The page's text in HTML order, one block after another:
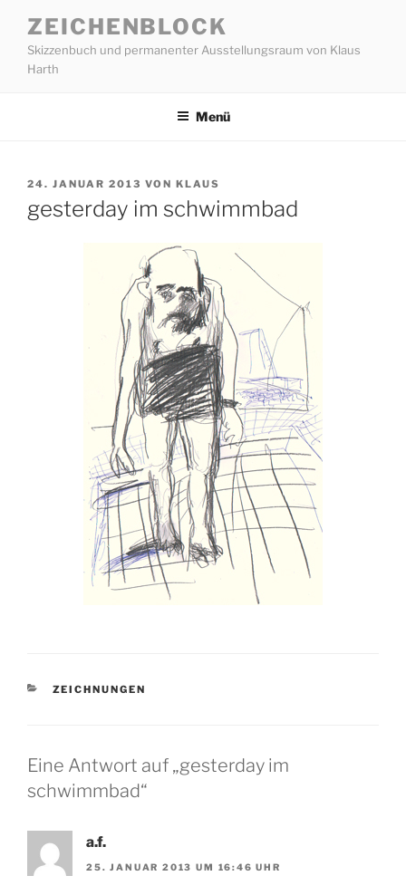
Inhalt
springen
ZEICHENBLOCK
Skizzenbuch und permanenter Ausstellungsraum von Klaus
Harth
Menü
VERÖFFENTLICHT
24. JANUAR 2013 VON KLAUS
gesterday im schwimmbad
KATEGORIEN
ZEICHNUNGEN
Eine Antwort auf „gesterday im
schwimmbad“
a.f.
25. JANUAR 2013 UM 16:46 UHR